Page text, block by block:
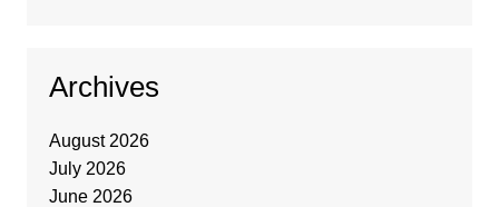
Archives
August 2026
July 2026
June 2026